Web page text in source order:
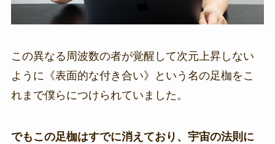
この異なる周波数の者が覚醒して次元上昇しない
ように《表面的な付き合い》という名の足枷をこ
れまで僕らにつけられていました。
でもこの足枷はすでに消えており、宇宙の法則に